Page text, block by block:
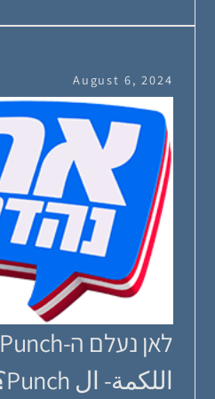
August 6, 2024
اللكمة- ال Punch؟